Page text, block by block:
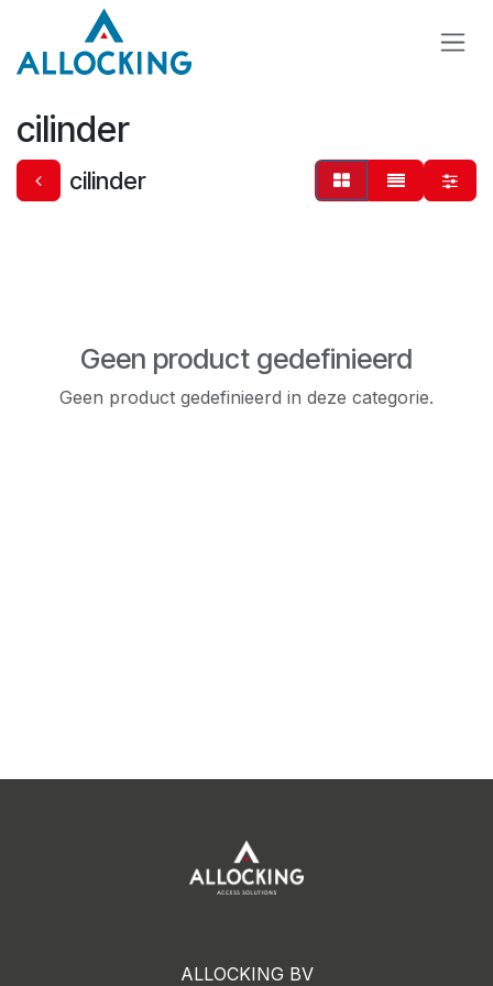
Overslaan naar inhoud
cilinder
cilinder
Geen product gedefinieerd
Geen product gedefinieerd in deze categorie.
ALLOCKING BV